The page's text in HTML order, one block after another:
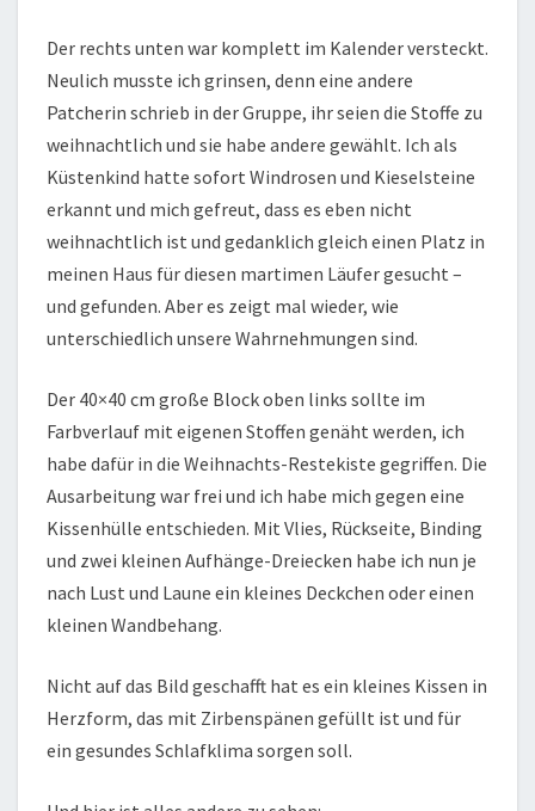
Der rechts unten war komplett im Kalender versteckt.
Neulich musste ich grinsen, denn eine andere
Patcherin schrieb in der Gruppe, ihr seien die Stoffe zu
weihnachtlich und sie habe andere gewählt. Ich als
Küstenkind hatte sofort Windrosen und Kieselsteine
erkannt und mich gefreut, dass es eben nicht
weihnachtlich ist und gedanklich gleich einen Platz in
meinen Haus für diesen martimen Läufer gesucht –
und gefunden. Aber es zeigt mal wieder, wie
unterschiedlich unsere Wahrnehmungen sind.
Der 40×40 cm große Block oben links sollte im
Farbverlauf mit eigenen Stoffen genäht werden, ich
habe dafür in die Weihnachts-Restekiste gegriffen. Die
Ausarbeitung war frei und ich habe mich gegen eine
Kissenhülle entschieden. Mit Vlies, Rückseite, Binding
und zwei kleinen Aufhänge-Dreiecken habe ich nun je
nach Lust und Laune ein kleines Deckchen oder einen
kleinen Wandbehang.
Nicht auf das Bild geschafft hat es ein kleines Kissen in
Herzform, das mit Zirbenspänen gefüllt ist und für
ein gesundes Schlafklima sorgen soll.